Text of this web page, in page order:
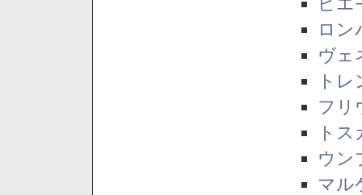
ロン
ヴェ
ト
フリ
ト
ウン
マル